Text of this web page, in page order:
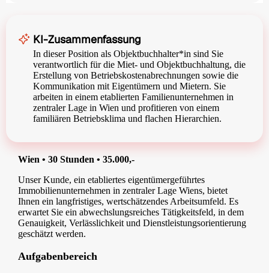
KI-Zusammenfassung
In dieser Position als Objektbuchhalter*in sind Sie
verantwortlich für die Miet- und Objektbuchhaltung, die
Erstellung von Betriebskostenabrechnungen sowie die
Kommunikation mit Eigentümern und Mietern. Sie
arbeiten in einem etablierten Familienunternehmen in
zentraler Lage in Wien und profitieren von einem
familiären Betriebsklima und flachen Hierarchien.
Wien • 30 Stunden • 35.000,-
Unser Kunde, ein etabliertes eigentümergeführtes
Immobilienunternehmen in zentraler Lage Wiens, bietet
Ihnen ein langfristiges, wertschätzendes Arbeitsumfeld. Es
erwartet Sie ein abwechslungsreiches Tätigkeitsfeld, in dem
Genauigkeit, Verlässlichkeit und Dienstleistungsorientierung
geschätzt werden.
Aufgabenbereich